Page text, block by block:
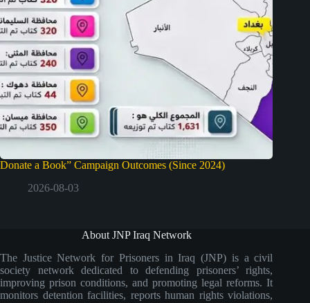
Donate a Book” Campaign Outcomes (Since 2024)
2026-08-03
About JNP Iraq Network
The Justice Network for Prisoners in Iraq (JNP) is a civil
society network dedicated to defending prisoners’ rights,
improving prison conditions, and promoting legal reforms. It
monitors detention facilities, reports human rights violations,